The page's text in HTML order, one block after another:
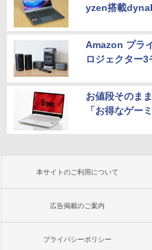
yzen搭載
Amazon プラ
ロジェクター
お値段そのま
「お得なゲー
本サイトのご利用について
広告掲載のご案内
プライバシーポリシー